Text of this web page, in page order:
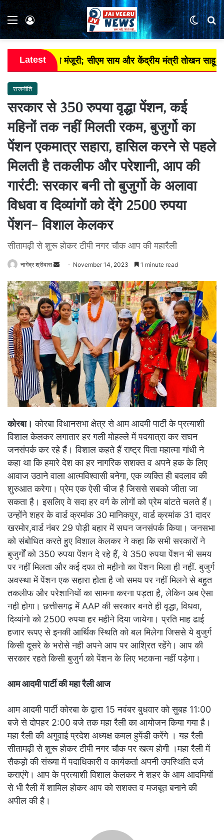
MenuLog In
Latest
केंद्र से मंजूरी; सीएम साय और केंद्रीय मंत्री तोखन साहू ने रेल
राजनीति
सरकार से 350 रुपया वृद्धा पेंशन, कई
महिनों तक नहीं मिलती रकम, बुजुर्गो का
पेंशन एकमात्र सहारा, हासिल करने से पहले
मिलती है तकलीफ और परेशानी, आप की
गारंटी: सरकार बनी तो बुजुर्गो के अलावा
विधवा व दिव्यांगों को देंगे 2500 रुपया
पेंशन- विशाल केलकर
सीतामढ़ी से शुरू होकर टीपी नगर चौक आप की महारैली
नागेंद्र श्रीवास
Send
email
November 14, 2023 1 minute read
कोरबा। कोरबा विधानसभा क्षेत्र से आम आदमी पार्टी के प्रत्याशी
विशाल केलकर लगातार हर गली मोहल्ले में पदयात्रा कर सघन
जनसंपर्क कर रहे हैं। विशाल कहते हैं राष्ट्र पिता महात्मा गांधी ने
कहा था कि हमारे देश का हर नागरिक सशक्त व अपने हक के लिए
आवाज उठाने वाला आत्मविश्वासी बनेगा, एक व्यक्ति ही बदलाव की
शुरुआत करेगा। प्रेम एक ऐसी चीज है जिससे सबको जीता जा
सकता है। इसलिए वे सदा हर वर्ग के लोगों को प्रेम बांटते चलते हैं।
उन्होंने शहर के वार्ड क्रमांक 30 मानिकपुर, वार्ड क्रमांक 31 दादर
खरमोर,वार्ड नंबर 29 पोड़ी बहार में सघन जनसंपर्क किया। जनसभा
को संबोधित करते हुए विशाल केलकर ने कहा कि सभी सरकारों ने
बुजुर्गों को 350 रुपया पेंशन दे रहे हैं, ये 350 रुपया पेंशन भी समय
पर नहीं मिलता और कई दफा तो महीनो का पेंशन मिला ही नहीं. बुजुर्ग
अवस्था में पेंशन एक सहारा होता है जो समय पर नहीं मिलने से बहुत
तकलीफ और परेशानियों का सामना करना पड़ता है, लेकिन अब ऐसा
नही होगा। छत्तीसगढ़ में AAP की सरकार बनते ही वृद्धा, विधवा,
दिव्यांगो को 2500 रुपया हर महीने दिया जायेगा। प्रति माह ढाई
हजार रूपए से इनकी आर्थिक स्थिति को बल मिलेगा जिससे ये बुजुर्ग
किसी दूसरे के भरोसे नही अपने आप पर आश्रित रहेंगे। आप की
सरकार रहते किसी बुजुर्ग को पेंशन के लिए भटकना नहीं पड़ेगा।
आम आदमी पार्टी की महा रैली आज
आम आदमी पार्टी कोरबा के द्वारा 15 नवंबर बुधवार को सुबह 11:00
बजे से दोपहर 2:00 बजे तक महा रैली का आयोजन किया गया है।
महा रैली की अगुवाई प्रदेश अध्यक्ष कमल हुपेंडी करेंगे । यह रैली
सीतामढ़ी से शुरू होकर टीपी नगर चौक पर खत्म होगी ।महा रैली में
सैकड़ो की संख्या में पदाधिकारी व कार्यकर्ता अपनी उपस्थिति दर्ज
कराएंगे। आप के प्रत्याशी विशाल केलकर ने शहर के आम आदमियों
से भी रैली में शामिल होकर आप को सशक्त व मजबूत बनाने की
अपील की है।